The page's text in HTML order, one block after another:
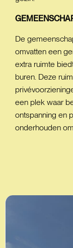
De
omvatten een
extra ruimte
buren. Deze
een plek waar
ontspanning en
onderhouden